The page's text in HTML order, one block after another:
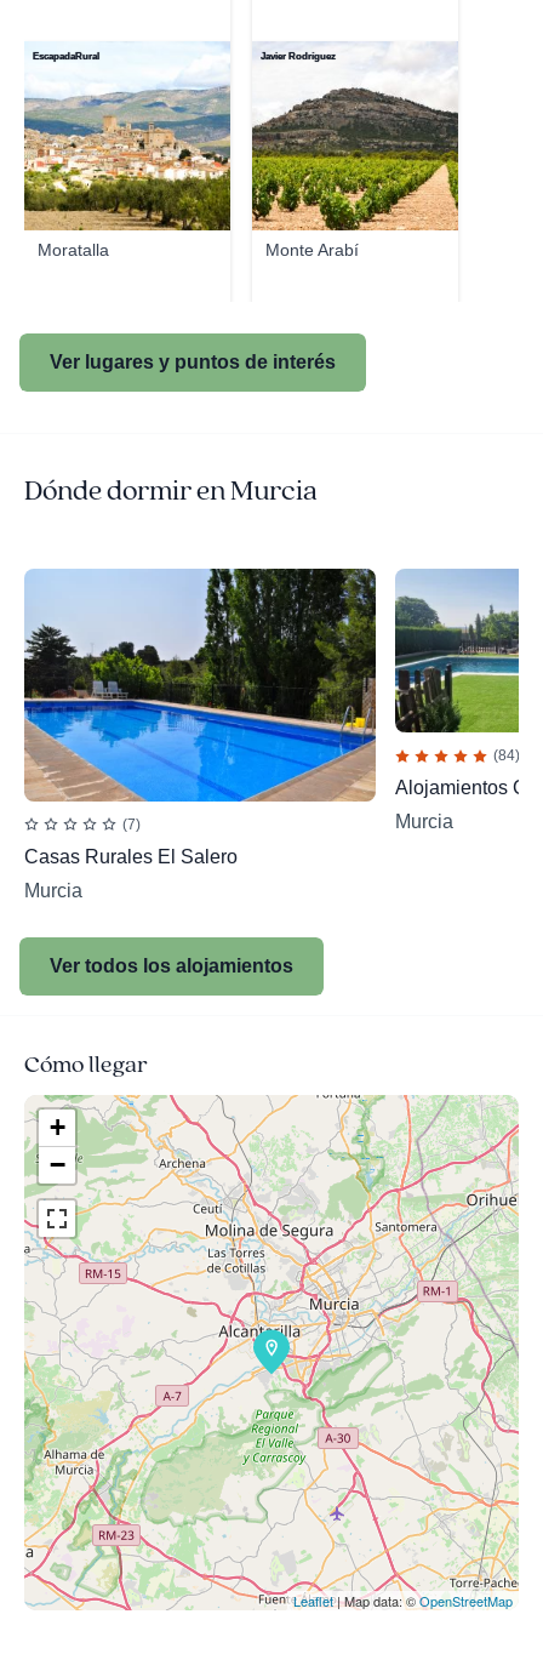
Moratalla
EscapadaRural
Monte Arabí
Javier Rodríguez
Ver lugares y puntos de interés
Dónde dormir en Murcia
(7)
Casas Rurales El Salero
Murcia
(84)
Alojamientos
Murcia
Ver todos los alojamientos
Cómo llegar
+
−
Leaflet| Map data: ©OpenStreetMap